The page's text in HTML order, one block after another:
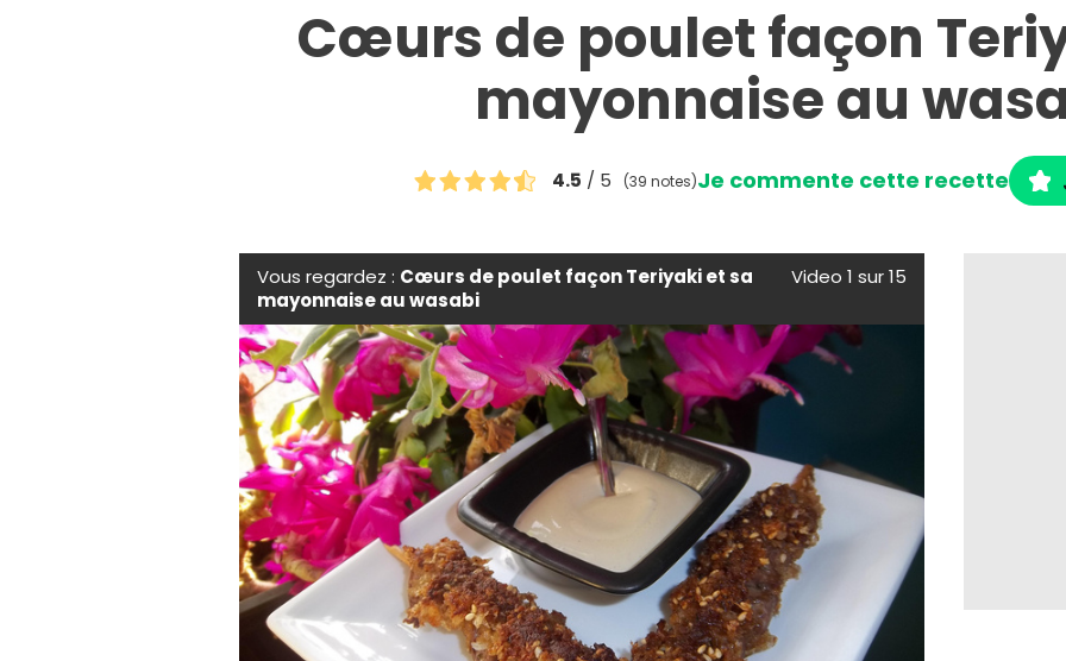
Cœurs de poulet façon
mayonnaise au
4.5 / 5 (39 notes)Je commente cette recette
Vous regardez : Cœurs de poulet façon Teriyaki et sa
mayonnaise au wasabi
Video 1 sur 15